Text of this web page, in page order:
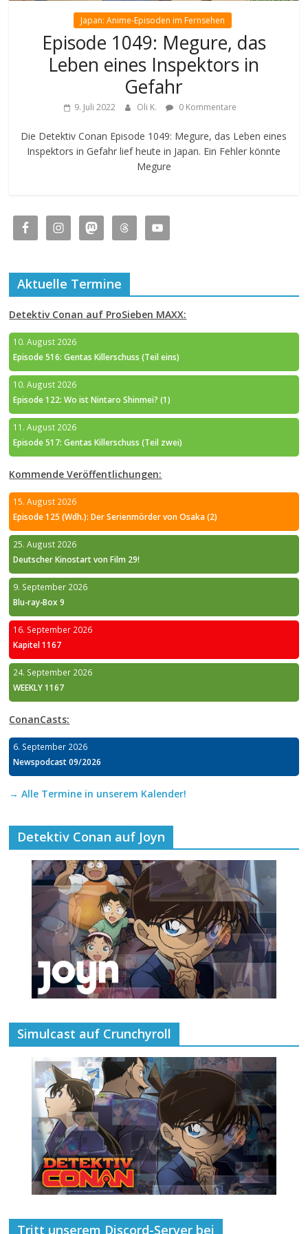
Japan: Anime-Episoden im Fernsehen
Episode 1049: Megure, das
Leben eines Inspektors in
Gefahr
9. Juli 2022 Oli K. 0 Kommentare
Die Detektiv Conan Episode 1049: Megure, das Leben eines
Inspektors in Gefahr lief heute in Japan. Ein Fehler könnte
Megure
Aktuelle Termine
Detektiv Conan auf ProSieben MAXX:
10. August 2026
Episode 516: Gentas Killerschuss (Teil eins)
10. August 2026
Episode 122: Wo ist Nintaro Shinmei? (1)
11. August 2026
Episode 517: Gentas Killerschuss (Teil zwei)
Kommende Veröffentlichungen:
15. August 2026
Episode 125 (Wdh.): Der Serienmörder von Osaka (2)
25. August 2026
Deutscher Kinostart von Film 29!
9. September 2026
Blu-ray-Box 9
16. September 2026
Kapitel 1167
24. September 2026
WEEKLY 1167
ConanCasts:
6. September 2026
Newspodcast 09/2026
→ Alle Termine in unserem Kalender!
Detektiv Conan auf Joyn
Simulcast auf Crunchyroll
Tritt unserem Discord-Server bei